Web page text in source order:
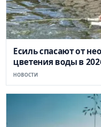
Есиль спасают от
цветения воды в
НОВОСТИ